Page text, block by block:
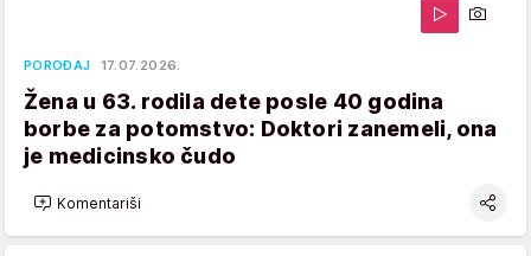
POROĐAJ 17.07.2026.
Žena u 63. rodila dete posle 40 godina
borbe za potomstvo: Doktori zanemeli, ona
je medicinsko čudo
Komentariši